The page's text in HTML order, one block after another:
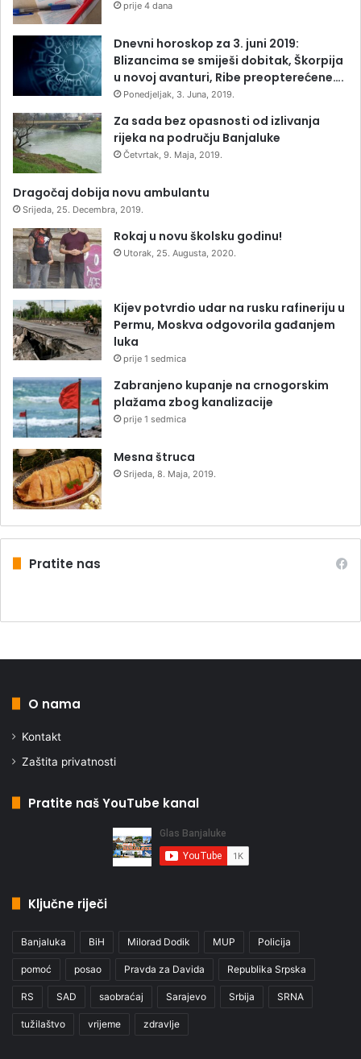
prije 4 dana
Dnevni horoskop za 3. juni 2019:
Blizancima se smiješi dobitak, Škorpija
u novoj avanturi, Ribe preopterećene….
Ponedjeljak, 3. Juna, 2019.
Za sada bez opasnosti od izlivanja
rijeka na području Banjaluke
Četvrtak, 9. Maja, 2019.
Dragočaj dobija novu ambulantu
Srijeda, 25. Decembra, 2019.
Rokaj u novu školsku godinu!
Utorak, 25. Augusta, 2020.
Kijev potvrdio udar na rusku rafineriju u
Permu, Moskva odgovorila gađanjem
luka
prije 1 sedmica
Zabranjeno kupanje na crnogorskim
plažama zbog kanalizacije
prije 1 sedmica
Mesna štruca
Srijeda, 8. Maja, 2019.
Pratite nas
O nama
Kontakt
Zaštita privatnosti
Pratite naš YouTube kanal
Ključne riječi
Banjaluka BiH Milorad Dodik MUP Policija
pomoć posao Pravda za Davida Republika Srpska
RS SAD saobraćaj Sarajevo Srbija SRNA
tužilaštvo vrijeme zdravlje